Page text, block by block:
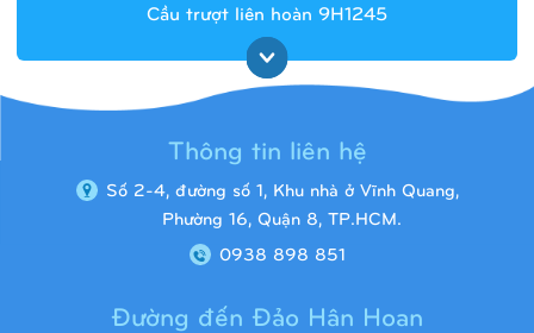
Cầu trượt liên hoàn 9H1245
Thông tin liên hệ
Số 2-4, đường số 1, Khu nhà ở Vĩnh Quang,
Phường 16, Quận 8, TP.HCM.
0938 898 851
Đường đến Đảo Hân Hoan